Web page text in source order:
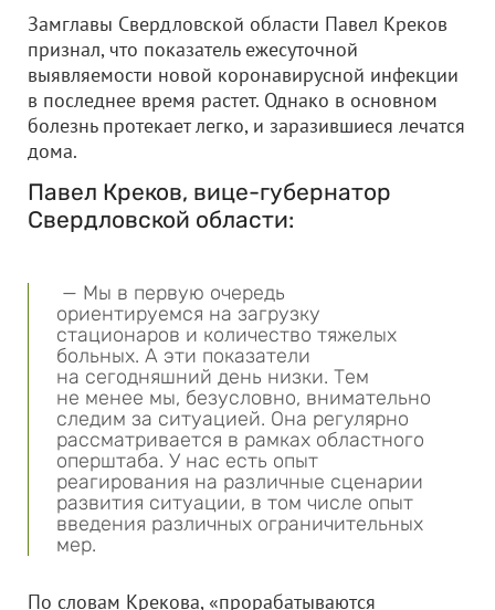
Замглавы Свердловской области Павел Креков
признал, что показатель ежесуточной
выявляемости новой коронавирусной инфекции
в последнее время растет. Однако в основном
болезнь протекает легко, и заразившиеся лечатся
дома.
Павел Креков, вице-губернатор
Свердловской области:
— Мы в первую очередь
ориентируемся на загрузку
стационаров и количество тяжелых
больных. А эти показатели
на сегодняшний день низки. Тем
не менее мы, безусловно, внимательно
следим за ситуацией. Она регулярно
рассматривается в рамках областного
оперштаба. У нас есть опыт
реагирования на различные сценарии
развития ситуации, в том числе опыт
введения различных ограничительных
мер.
По словам Крекова, «прорабатываются